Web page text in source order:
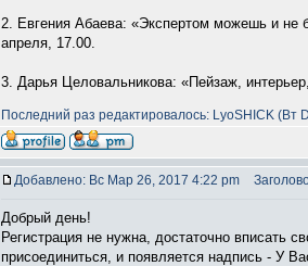
2. Евгения Абаева: «Экспертом можешь и не
апреля, 17.00.
3. Дарья Целовальникова: «Пейзаж,
Последний раз редактировалось: LyoSHICK (Вт
Добавлено: Вс Мар 26, 2017 4:22 pm
Добрый день!
Регистрация не нужна, достаточно
присоединиться, и появляется надпись - У